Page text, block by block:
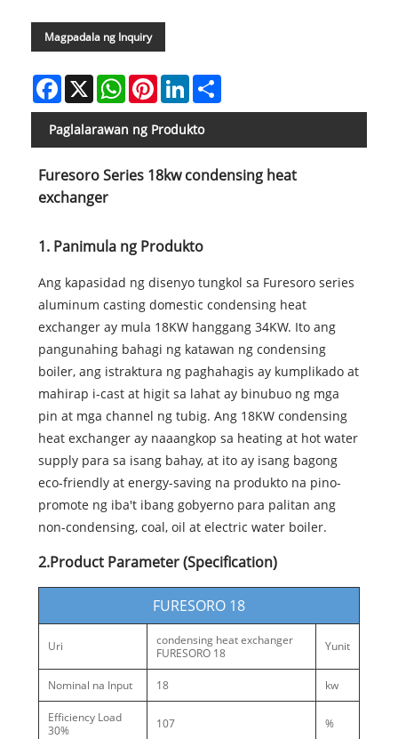
Magpadala ng Inquiry
Facebook
X WhatsAppPinterestLinkedIn
Paglalarawan ng Produkto
Furesoro Series 18kw condensing heat
exchanger
1. Panimula ng Produkto
Ang kapasidad ng disenyo tungkol sa Furesoro series
aluminum casting domestic condensing heat
exchanger ay mula 18KW hanggang 34KW. Ito ang
pangunahing bahagi ng katawan ng condensing
boiler, ang istraktura ng paghahagis ay kumplikado at
mahirap i-cast at higit sa lahat ay binubuo ng mga
pin at mga channel ng tubig. Ang 18KW condensing
heat exchanger ay naaangkop sa heating at hot water
supply para sa isang bahay, at ito ay isang bagong
eco-friendly at energy-saving na produkto na pino-
promote ng iba't ibang gobyerno para palitan ang
non-condensing, coal, oil at electric water boiler.
2.Product Parameter (Specification)
FURESORO 18
Uri
condensing heat exchanger
FURESORO 18
Yunit
Nominal na Input 18 kw
Efficiency Load
30%
107 %